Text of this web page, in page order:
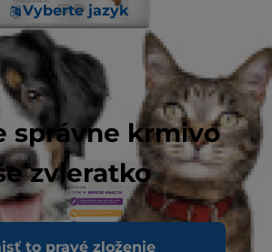
Vyberte jazyk
správne krmivo
zvieratko
to pravé zloženie